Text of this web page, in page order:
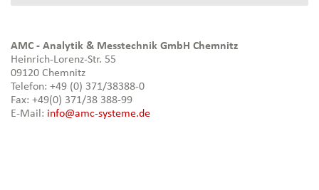
AMC - Analytik & Messtechnik GmbH Chemnitz
Heinrich-Lorenz-Str. 55
09120 Chemnitz
Telefon: +49 (0) 371/38388-0
Fax: +49(0) 371/38 388-99
E-Mail: info@amc-systeme.de